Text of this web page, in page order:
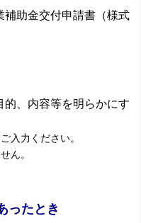
助金交付申請書（様式
、内容等を明らかにす
力ください。
ん。
ったとき